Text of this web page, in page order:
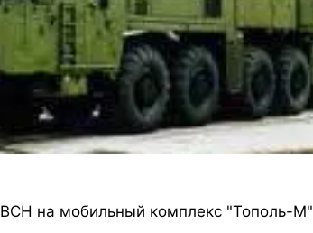
на мобильный комплекс "Тополь-М"